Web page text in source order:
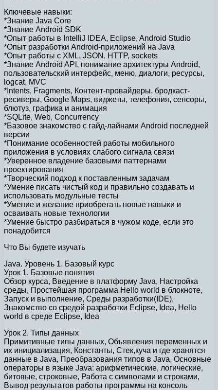
Ключевые навыки:
*Знание Java Core
*Знание Android SDK
*Опыт работы в IntelliJ IDEA, Eclipse, Android Studio
*Опыт разработки Android-приложений на Java
*Опыт работы с XML, JSON, HTTP, sockets
*Знание Android API, понимание архитектуры Android,
пользовательский интерфейс, меню, диалоги, ресурсы,
logcat, MVC
*Intents, Fragments, Контент-провайдеры, бродкаст-
ресиверы, Google Maps, виджеты, телефония, сенсоры,
блютуз, графика и анимация
*SQLite, Web, Concurrency
*Базовое знакомство с гайд-лайнами Android последней
версии
*Понимание особенностей работы мобильного
приложения в условиях слабого сигнала связи
*Уверенное владение базовыми паттернами
проектирования
*Творческий подход к поставленным задачам
*Умение писать чистый код и правильно создавать и
использовать модульные тесты
*Умение и желание приобретать новые навыки и
осваивать новые технологии
*Умение быстро разбираться в чужом коде‚ если это
понадобится
Что Вы будете изучать
Java. Уровень 1. Базовый курс
Урок 1. Базовые понятия
Обзор курса, Введение в платформу Java, Настройка
среды, Простейшая программа Hello world в блокноте,
Запуск и выполнение, Среды разработки(IDE),
Знакомство со средой разработки Eclipse, Idea, Hello
world в среде Eclipse, Idea
Урок 2. Типы данных
Примитивные типы данных, Объявления переменных и
их инициализация, Константы, Стек,куча и где хранятся
данные в Java, Преобразования типов в Java, Основные
операторы в языке Java: арифметические, логические,
битовые, строковые, Работа с символами и строками,
Вывод результатов работы программы на консоль